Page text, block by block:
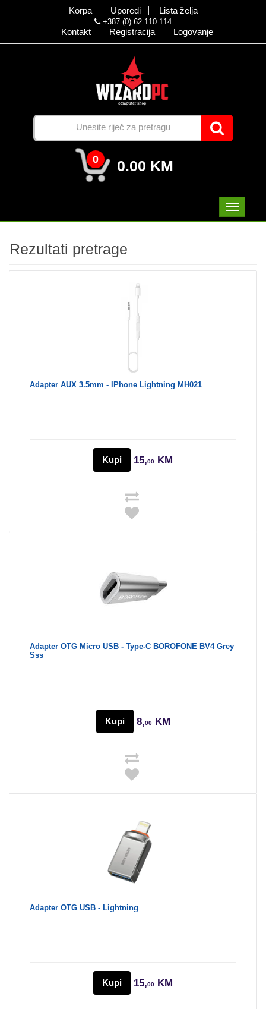
Korpa Uporedi Lista želja
+387 (0) 62 110 114
Kontakt Registracija Logovanje
0 0.00 KM
Rezultati pretrage
Adapter AUX 3.5mm - IPhone Lightning MH021
Kupi 15,00 KM
Adapter OTG Micro USB - Type-C BOROFONE BV4 Grey
Sss
Kupi 8,00KM
Adapter OTG USB - Lightning
Kupi 15,00 KM